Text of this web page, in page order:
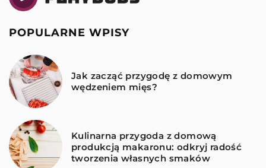
POPULARNE WPISY
Jak zacząć przygodę z domowym
wędzeniem mięs?
Kulinarna przygoda z domową
produkcją makaronu: odkryj radość
tworzenia własnych smaków